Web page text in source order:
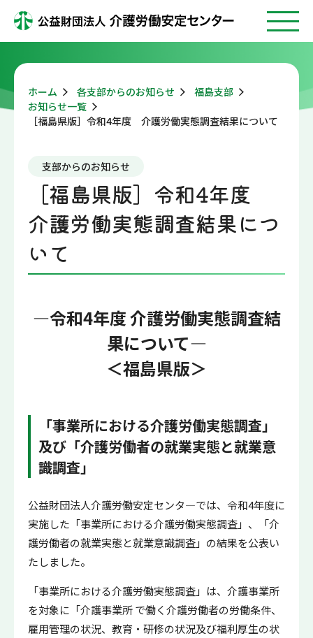
ホーム 各支部からのお知らせ
福島支部
お知らせ一覧
［福島県版］令和4年度 介護労働実態調査結果について
支部からのお知らせ
［福島県版］令和4年度
介護労働実態調査結果につ
いて
―令和4年度 介護労働実態調査結
果について―
＜福島県版＞
「事業所における介護労働実態調査」
及び「介護労働者の就業実態と就業意
識調査」
公益財団法人介護労働安定センタ―では、令和4年度に
実施した「事業所における介護労働実態調査」、「介
護労働者の就業実態と就業意識調査」の結果を公表い
たしました。
「事業所における介護労働実態調査」は、介護事業所
を対象に「介護事業所 で働く介護労働者の労働条件、
雇用管理の状況、教育・研修の状況及び福利厚生の状